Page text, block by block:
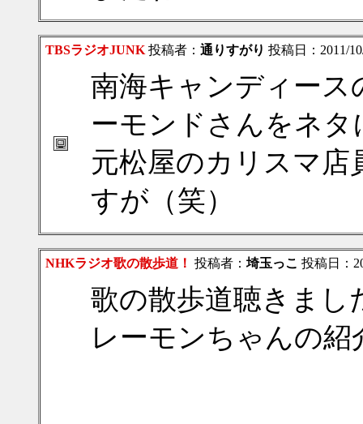
TBSラジオJUNK 投稿者： 通りすがり 投稿日：2011/
南海キャンディー
ーモンドさんをネ
元松屋のカリスマ
すが（笑）
NHKラジオ歌の散歩道！ 投稿者： 埼玉っこ 投稿日：
歌の散歩道聴きまし
レーモンちゃんの